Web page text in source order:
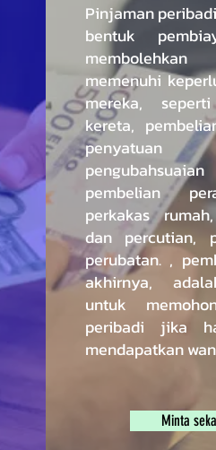
Pinjaman
bentuk
membolehkan
memenuhi
mereka,
kereta,
penyatuan
pembelian
perkakas
dan percutian,
perubatan. ,
akhirnya,
untuk
peribadi jika
mendapatkan
Minta